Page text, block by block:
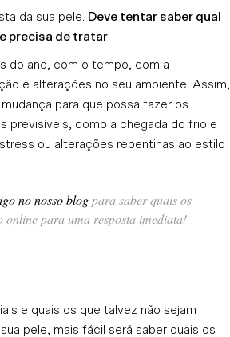
da sua pele. Deve tentar saber qual
precisa de tratar.
do ano, com o tempo, com a
e alterações no seu ambiente. Assim,
para que possa fazer os
previsíveis, como a chegada do frio e
ou alterações repentinas ao estilo
no nosso blogpara saber quais os
online para uma resposta imediata!
e quais os que talvez não sejam
pele, mais fácil será saber quais os